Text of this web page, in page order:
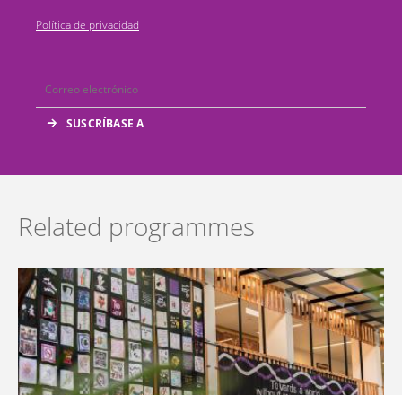
Política de privacidad
Related programmes